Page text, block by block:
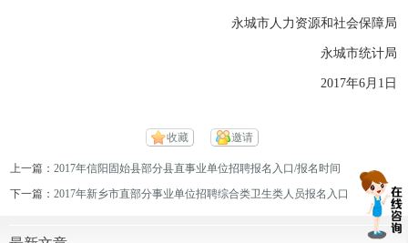
永城市人力资源和社会保障局
永城市统计局
2017年6月1日
收藏 邀请
上一篇：2017年信阳固始县部分县直事业单位招聘报名入口/报名时间
下一篇：2017年新乡市直部分事业单位招聘综合类卫生类人员报名入口